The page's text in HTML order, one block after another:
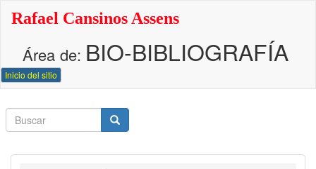
principal
Rafael Cansinos Assens
Área de: BIO-BIBLIOGRAFÍA
Inicio del sitio
Buscar
Buscar
Buscar